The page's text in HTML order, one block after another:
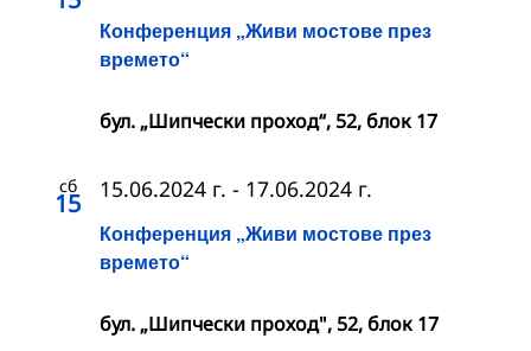
Конференция „Живи мостове през
времето“
бул. „Шипчески проход“, 52, блок 17
сб
15
Конференция „Живи мостове през
времето“
15.06.2024 г. - 17.06.2024 г.
бул. „Шипчески проход", 52, блок 17